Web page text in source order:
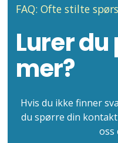
FAQ: Ofte stilte
Lurer du
mer?
Hvis du ikke finner
du spørre din
oss